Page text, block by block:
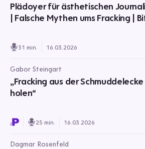
Plädoyer für ästhetischen
| Falsche Mythen ums Fracking |
31 min. 16.03.2026
Gabor Steingart
„Fracking aus der Schmuddelecke
holen“
25 min. 16.03.2026
Dagmar Rosenfeld